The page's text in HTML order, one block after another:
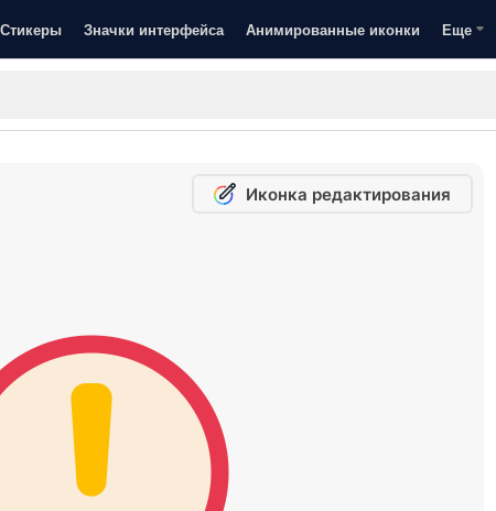
Стикеры Значки интерфейса Анимированные иконки Еще
Иконка редактирования